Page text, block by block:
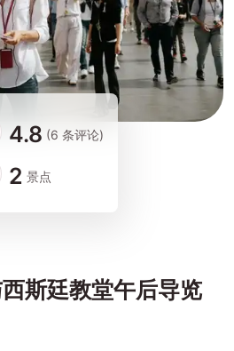
4.8 (6 条评论)
2 景点
斯廷教堂午后导览